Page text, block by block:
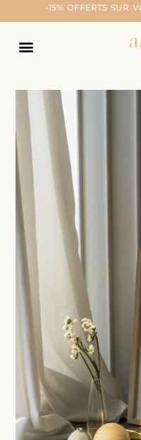
-15% OFFERTS SUR